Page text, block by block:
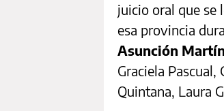
juicio oral que se
esa provincia
Asunción
Graciela Pascual,
Quintana, Laura